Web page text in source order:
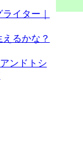
イター｜
るかな？
ンドトシ